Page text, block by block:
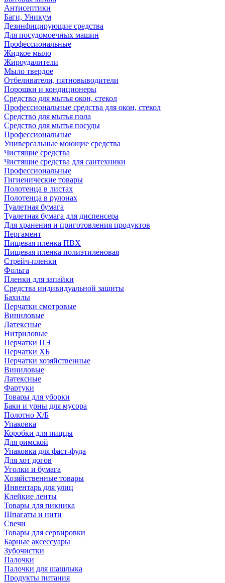
Антисептики
Баги, Уникум
Дезинфицирующие средства
Для посудомоечных машин
Профессиональные
Жидкое мыло
Жироудалители
Мыло твердое
Отбеливатели, пятновыводители
Порошки и кондиционеры
Средство для мытья окон, стекол
Профессиональные средства для окон, стекол
Средство для мытья пола
Средство для мытья посуды
Профессиональные
Универсальные моющие средства
Чистящие средства
Чистящие средства для сантехники
Профессиональные
Гигиенические товары
Полотенца в листах
Полотенца в рулонах
Туалетная бумага
Туалетная бумага для диспенсера
Для хранения и приготовления продуктов
Пергамент
Пищевая пленка ПВХ
Пищевая пленка полиэтиленовая
Стрейч-пленки
Фольга
Пленки для запайки
Средства индивидуальной защиты
Бахилы
Перчатки смотровые
Виниловые
Латексные
Нитриловые
Перчатки ПЭ
Перчатки ХБ
Перчатки хозяйственные
Виниловые
Латексные
Фартуки
Товары для уборки
Баки и урны для мусора
Полотно Х/Б
Упаковка
Коробки для пиццы
Для римской
Упаковка для фаст-фуда
Для хот догов
Уголки и бумага
Хозяйственные товары
Инвентарь для улиц
Клейкие ленты
Товары для пикника
Шпагаты и нити
Свечи
Товары для сервировки
Барные аксессуары
Зубочистки
Палочки
Палочки для шашлыка
Продукты питания